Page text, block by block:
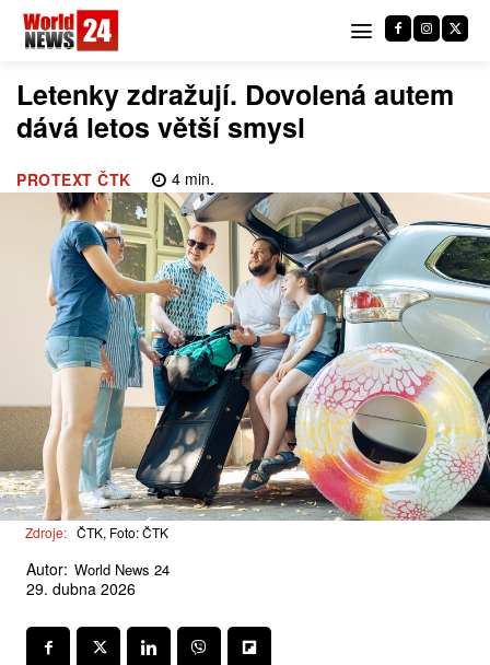
Letenky zdražují. Dovolená autem
dává letos větší smysl
PROTEXT ČTK 4min.
Zdroje: ČTK, Foto: ČTK
Autor: World News 24
29. dubna 2026